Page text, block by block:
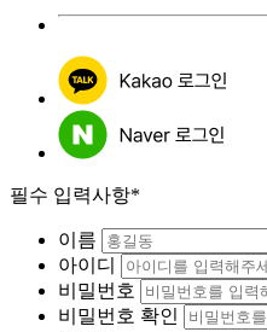
필수 입력사항*
이름
아이디
비밀번호
비밀번호 확인